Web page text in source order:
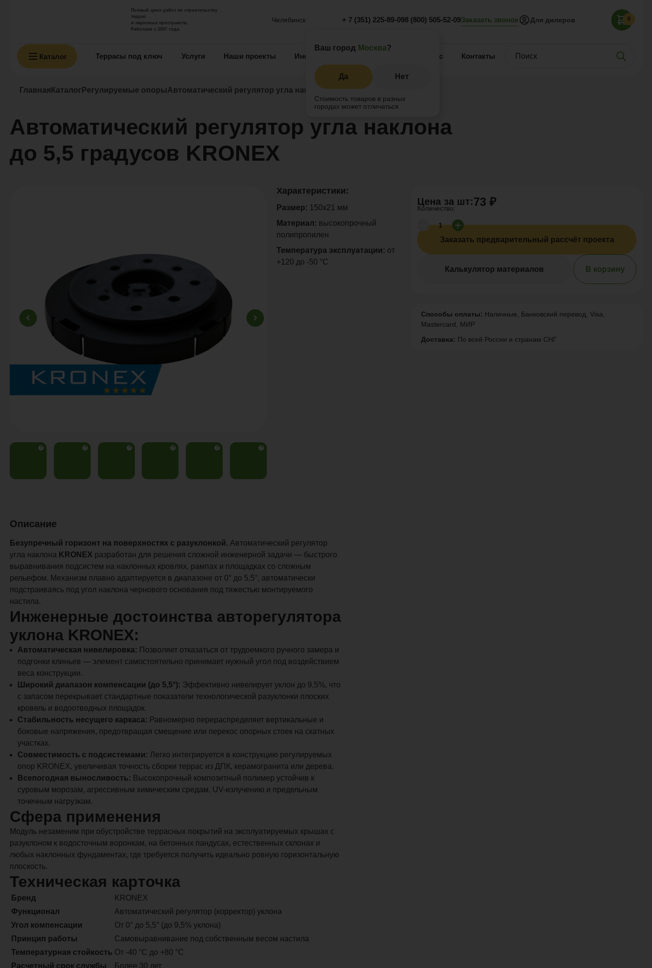
Полный цикл работ по строительству
террас
и парковых пространств.
Работаем с 2007 года.
Челябинск
Ваш город Москва?
Да Нет
Стоимость товаров в разных
городах может отличаться
+ 7 (351) 225-89-098 (800) 505-52-09Заказать звонок Для дилеров 0
Каталог Террасы под ключ Услуги Наши проекты Информация О нас Контакты
Главная Каталог Регулируемые опорыАвтоматический регулятор угла наклона до 5,5 градусов KRONEX
Автоматический регулятор угла наклона
до 5,5 градусов KRONEX
? ? ? ? ? ?
Цена за шт:73 ₽
Количество:
Заказать предварительный рассчёт проекта
Калькулятор материалов В корзину
Способы оплаты: Наличные, Банковский перевод, Visa,
Mastercard, МИР
Доставка: По всей России и странам СНГ
Характеристики:
Размер: 150х21 мм
Материал: высокопрочный
полипропилен
Температура эксплуатации: от
+120 до -50 °С
Описание
Безупречный горизонт на поверхностях с разуклонкой. Автоматический регулятор
угла наклона KRONEX разработан для решения сложной инженерной задачи — быстрого
выравнивания подсистем на наклонных кровлях, рампах и площадках со сложным
рельефом. Механизм плавно адаптируется в диапазоне от 0° до 5,5°, автоматически
подстраиваясь под угол наклона чернового основания под тяжестью монтируемого
настила.
Инженерные достоинства авторегулятора
уклона KRONEX:
Автоматическая нивелировка: Позволяет отказаться от трудоемкого ручного замера и
подгонки клиньев — элемент самостоятельно принимает нужный угол под воздействием
весa конструкции.
Широкий диапазон компенсации (до 5,5°): Эффективно нивелирует уклон до 9,5%, что
с запасом перекрывает стандартные показатели технологической разуклонки плоских
кровель и водоотводных площадок.
Стабильность несущего каркаса: Равномерно перераспределяет вертикальные и
боковые напряжения, предотвращая смещение или перекос опорных стоек на скатных
участках.
Совместимость с подсистемами: Легко интегрируется в конструкцию регулируемых
опор KRONEX, увеличивая точность сборки террас из ДПК, керамогранита или дерева.
Всепогодная выносливость: Высокопрочный композитный полимер устойчив к
суровым морозам, агрессивным химическим средам, UV-излучению и предельным
точечным нагрузкам.
Сфера применения
Модуль незаменим при обустройстве террасных покрытий на эксплуатируемых крышах с
разуклоном к водосточным воронкам, на бетонных пандусах, естественных склонах и
любых наклонных фундаментах, где требуется получить идеально ровную горизонтальную
плоскость.
Техническая карточка
Бренд
KRONEX
Функционал
Автоматический регулятор (корректор) уклона
Угол компенсации
От 0° до 5,5° (до 9,5% уклона)
Принцип работы
Самовыравнивание под собственным весом настила
Температурная стойкость От -40 °C до +80 °C
Расчетный срок службы
Более 30 лет